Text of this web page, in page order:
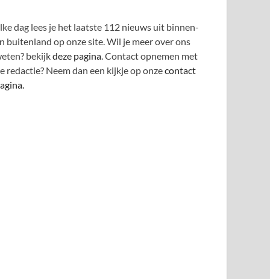
dag lees je het laatste 112 nieuws uit binnen-
buitenland op onze site. Wil je meer over ons
bekijkdeze pagina. Contact opnemen met
redactie? Neem dan een kijkje op onzecontact